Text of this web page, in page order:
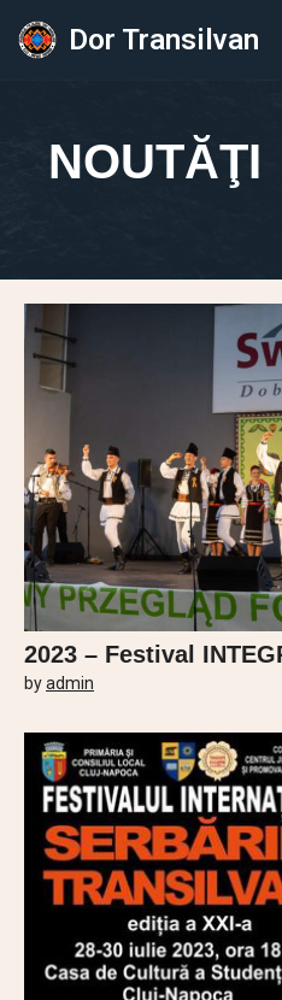
Sari
Dor Transilvan
NOUTĂŢI
2023 – Festival
byadmin